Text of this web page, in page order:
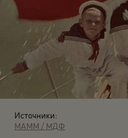
Источники:
МАММ / МДФ